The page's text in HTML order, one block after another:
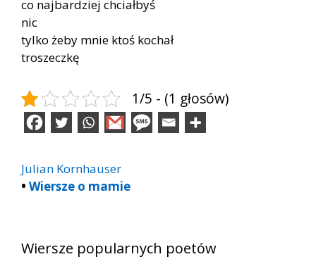
co najbardziej chciałbyś
nic
tylko żeby mnie ktoś kochał
troszeczkę
1/5 - (1 głosów)
Julian Kornhauser
• Wiersze o mamie
Wiersze popularnych poetów